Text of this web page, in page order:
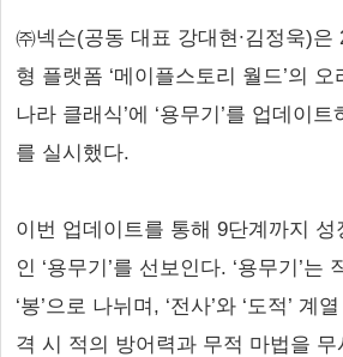
㈜넥슨(공동 대표 강대현∙김정욱)은
형 플랫폼 ‘메이플스토리 월드’의 오
나라 클래식’에 ‘용무기’를 업데이
를 실시했다.
이번 업데이트를 통해 9단계까지 성
인 ‘용무기’를 선보인다. ‘용무기’는
‘봉’으로 나뉘며, ‘전사’와 ‘도적’ 계
격 시 적의 방어력과 무적 마법을